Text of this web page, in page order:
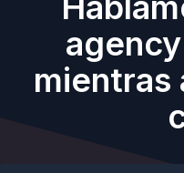
mientras